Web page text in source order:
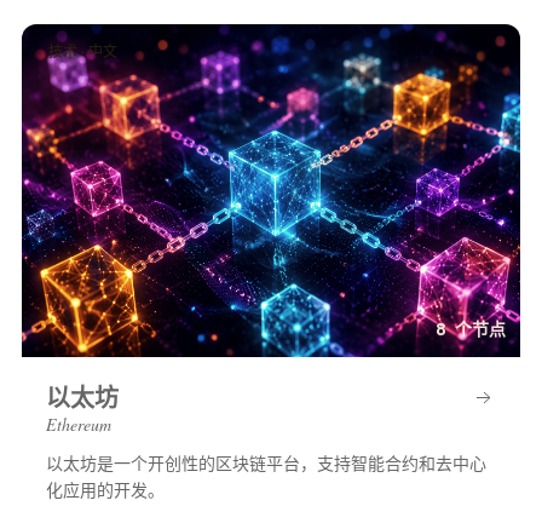
技术 · 中文
8 个节点
以太坊
Ethereum
以太坊是一个开创性的区块链平台，支持智能合约和去中心
化应用的开发。